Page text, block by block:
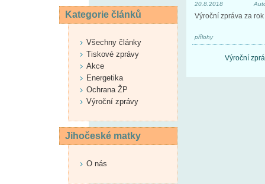
20.8.2018
Výroční zpráva za
přílohy
Výroční
Kategorie článků
Všechny články
Tiskové zprávy
Akce
Energetika
Ochrana ŽP
Výroční zprávy
Jihočeské matky
O nás